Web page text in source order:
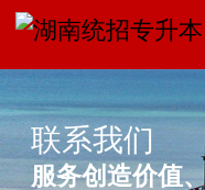
联系我们
服务创造价值